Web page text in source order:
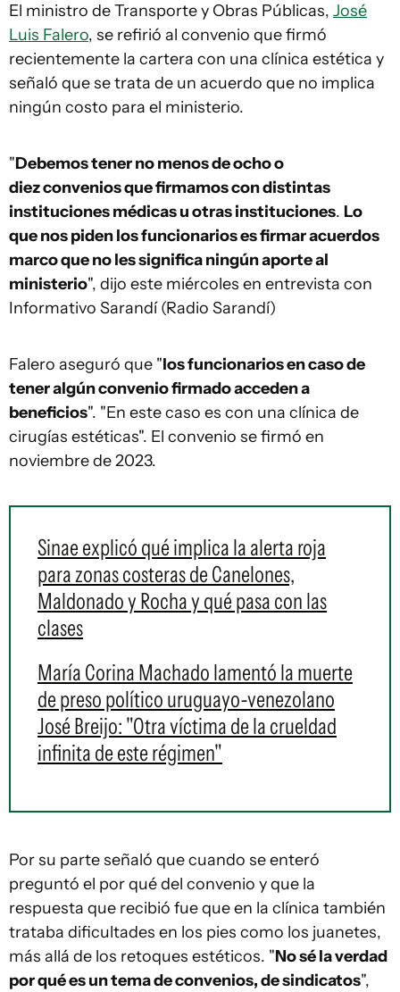
El ministro de Transporte y Obras Públicas, José
Luis Falero, se refirió al convenio que firmó
recientemente la cartera con una clínica estética y
señaló que se trata de un acuerdo que no implica
ningún costo para el ministerio.
"Debemos tener no menos de ocho o
diez convenios que firmamos con distintas
instituciones médicas u otras instituciones. Lo
que nos piden los funcionarios es firmar acuerdos
marco que no les significa ningún aporte al
ministerio", dijo este miércoles en entrevista con
Informativo Sarandí (Radio Sarandí)
Falero aseguró que "los funcionarios en caso de
tener algún convenio firmado acceden a
beneficios". "En este caso es con una clínica de
cirugías estéticas". El convenio se firmó en
noviembre de 2023.
Sinae explicó qué implica la alerta roja
para zonas costeras de Canelones,
Maldonado y Rocha y qué pasa con las
clases
María Corina Machado lamentó la muerte
de preso político uruguayo-venezolano
José Breijo: "Otra víctima de la crueldad
infinita de este régimen"
Por su parte señaló que cuando se enteró
preguntó el por qué del convenio y que la
respuesta que recibió fue que en la clínica también
trataba dificultades en los pies como los juanetes,
más allá de los retoques estéticos. "No sé la verdad
por qué es un tema de convenios, de sindicatos",